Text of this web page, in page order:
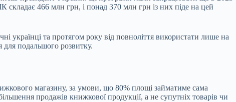
складає 466 млн грн, і понад 370 млн грн із них піде на цей
українці та протягом року від повноліття використати лише на
для подальшого розвитку.
магазину, за умови, що 80% площі займатиме сама
продажів книжкової продукції, а не супутніх товарів чи